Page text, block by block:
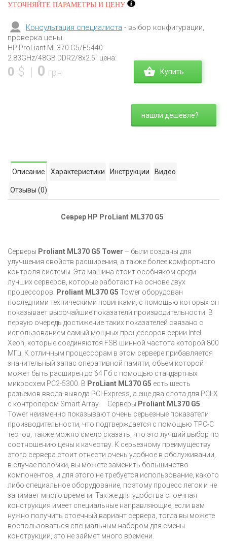
УТОЧНЯЙТЕ ПАРАМЕТРЫ И ЦЕНУ
Консультация специалиста - выбор конфигурации,
проверка цены.
HP ProLiant ML370 G5/E5440
2.83GHz/48GB DDR2/8x2.5" цена:
0 $ | 0 грн Купить
нашли дешевле?
Описание Характеристики Инструкции Видео
Отзывы (0)
Севрер HP ProLiant ML370 G5
Серверы Proliant ML370 G5 Tower – были созданы для
улучшения свойств расширения, а также более комфортного
контроля системы. Эта машина стоит особняком среди
лучших серверов, которые работают на основе двух
процессоров.
Proliant ML370 G5 Tower оборудован
последними техническими новинками, с помощью которых он
показывает высочайшие показатели производительности. В
первую очередь достижение таких показателей связано с
использованием самый мощных процессоров серии Intel
Xeon, которые соединяются FSB шинной частота которой 800
МГц. К отличным процессорам в этом сервере прибавляется
значительный запас оперативной памяти, объем которой
может быть расширен до 64 Гб с помощью стандартных
микросхем PC2-5300. В ProLiant ML370 G5 есть шесть
разъемов ввода-вывода PCI-Express, а еще два слота для PCI-Х
с контролером Smart Array. Серверы Proliant ML370 G5
Tower неизменно показывают очень серьезные показатели
производительности, что подтверждается с помощью TPC-C
тестов, также можно смело сказать, что это лучший выбор по
соотношению цены к качеству. К серьезному преимуществу
этого сервера стоит отнести очень удобное в обслуживании,
в случае поломки, вы можете заменить большинство
компонентов, и для этого не требуется использование, какого
либо специальное оборудование, поэтому процесс легок и не
занимает много времени. Так же для удобства стоечная
конструкция имеет специальные направляющие, если вам
нужно получить стоечный вариант сервера, тогда вы можете
воспользоваться специальным набором для смены
конструкции, это не займет много времени.